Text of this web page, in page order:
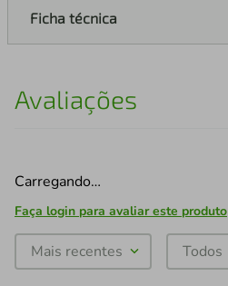
Ficha técnica
Avaliações
Carregando…
Faça login para avaliar este produto
Mais recentes Todos